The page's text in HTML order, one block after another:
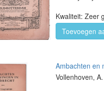
Kwaliteit: Zeer
Toevoegen
Ambachten en
Vollenhoven,